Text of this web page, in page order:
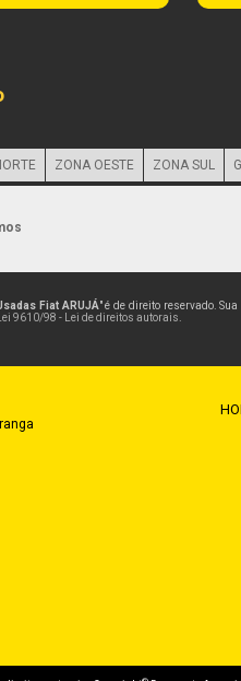
ZONA OESTE ZONA SUL
Fiat ARUJÁ" é de direito reservado.
Lei 9610/98 - Lei de direitos autorais